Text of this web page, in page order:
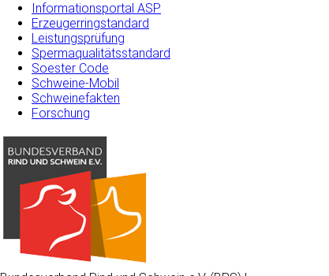
Informationsportal ASP
Erzeugerringstandard
Leistungsprüfung
Spermaqualitätsstandard
Soester Code
Schweine-Mobil
Schweinefakten
Forschung